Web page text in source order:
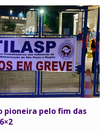
pioneira pelo fim das